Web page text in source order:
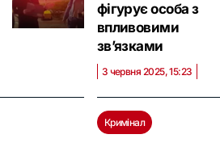
фігурує особа з
впливовими
зв’язками
3 червня 2025, 15:23
Кримінал